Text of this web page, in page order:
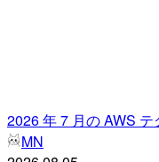
2026 年 7 月の AWS
MN